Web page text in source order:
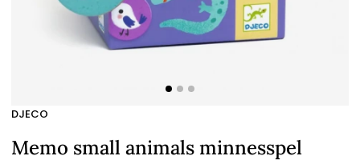
DJECO
Memo small animals minnesspel